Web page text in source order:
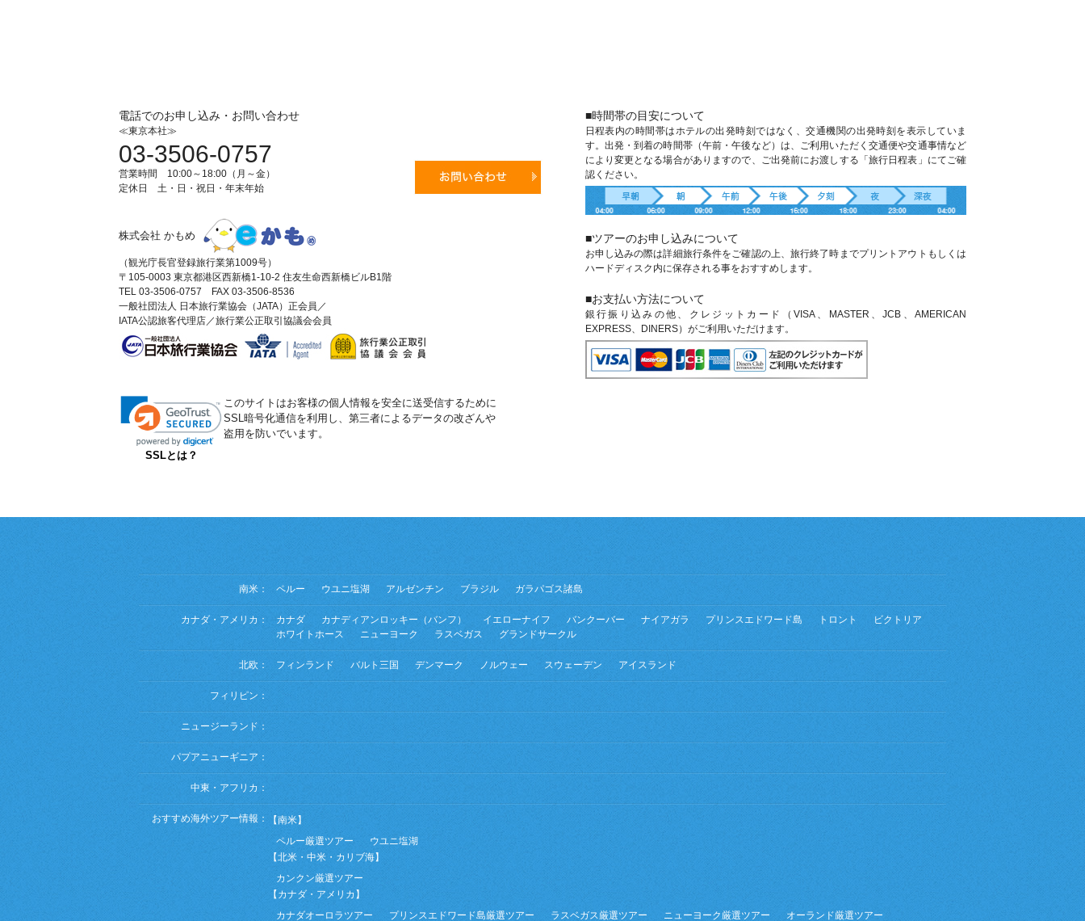
電話でのお申し込み・お問い合わせ
≪東京本社≫
03-3506-0757
営業時間 10:00～18:00（月～金）
定休日 土・日・祝日・年末年始
株式会社 かもめ
（観光庁長官登録旅行業第1009号）
〒105-0003 東京都港区西新橋1-10-2 住友生命西新橋ビルB1階
TEL 03-3506-0757 FAX 03-3506-8536
一般社団法人 日本旅行業協会（JATA）正会員／
IATA公認旅客代理店／旅行業公正取引協議会会員
■時間帯の目安について
日程表内の時間帯はホテルの出発時刻ではなく、交通機関の出発時刻を表示していま
す。出発・到着の時間帯（午前・午後など）は、ご利用いただく交通便や交通事情など
により変更となる場合がありますので、ご出発前にお渡しする「旅行日程表」にてご確
認ください。
■ツアーのお申し込みについて
お申し込みの際は詳細旅行条件をご確認の上、旅行終了時までプリントアウトもしくは
ハードディスク内に保存される事をおすすめします。
■お支払い方法について
銀行振り込みの他、クレジットカード（VISA、MASTER、JCB、AMERICAN
EXPRESS、DINERS）がご利用いただけます。
SSLとは？
このサイトはお客様の個人情報を安全に送受信するために
SSL暗号化通信を利用し、第三者によるデータの改ざんや
盗用を防いでいます。
南米： ペルー ウユニ塩湖 アルゼンチン ブラジル ガラパゴス諸島
カナダ・アメリカ： カナダ カナディアンロッキー（バンフ） イエローナイフ バンクーバー ナイアガラ プリンスエドワード島 トロント
ビクトリア
ホワイトホース
ニューヨーク ラスベガス グランドサークル
北欧： フィンランド バルト三国 デンマーク ノルウェー スウェーデン アイスランド
フィリピン：
ニュージーランド：
パプアニューギニア：
中東・アフリカ：
おすすめ海外ツアー情報：
【南米】
ペルー厳選ツアー
ウユニ塩湖
【北米・中米・カリブ海】
カンクン厳選ツアー
【カナダ・アメリカ】
カナダオーロラツアー
プリンスエドワード島厳選ツアー ラスベガス厳選ツアー ニューヨーク厳選ツアー オーランド厳選ツアー